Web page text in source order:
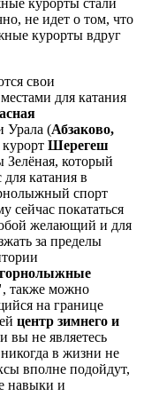
не идет о том, что
курорты вдруг
свои
для катания
Урала (Абзаково,
Шерегеш
Зелёная, который
катания в
спорт
сейчас покататься
желающий и для
за пределы
горнолыжные
, также можно
на границе
центр зимнего и
вы не являетесь
в жизни не
вполне подойдут,
навыки и